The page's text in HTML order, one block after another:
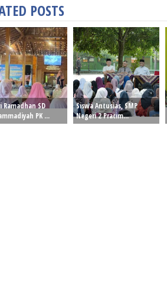
POSTS
Ramadhan SD
PK ...
Siswa Antusias, SMP
Negeri 2 Pracim...